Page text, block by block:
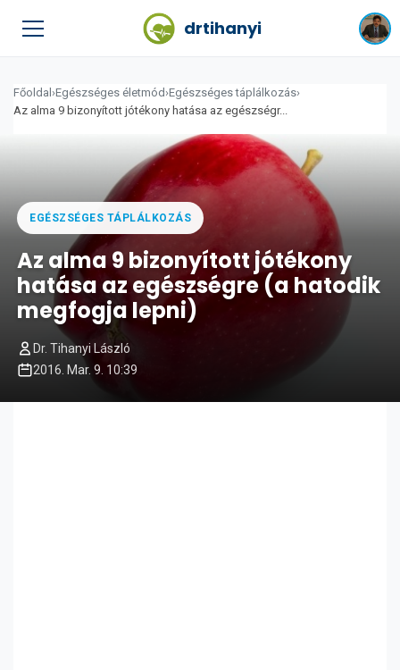
drtihanyi
Főoldal ›Egészséges életmód ›Egészséges táplálkozás›
Az alma 9 bizonyított jótékony hatása az egészségr...
EGÉSZSÉGES TÁPLÁLKOZÁS
Az alma 9 bizonyított jótékony
hatása az egészségre (a hatodik
megfogja lepni)
Dr. Tihanyi László
2016. Mar. 9. 10:39